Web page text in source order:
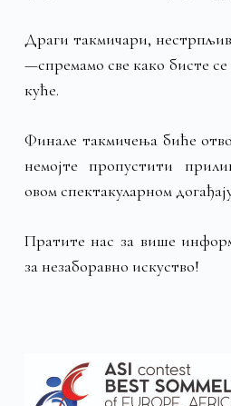
Драги такмичари,
—спремамо све како бисте се
куће.
Финале такмичења биће
немојте пропустити
овом спектакуларном
Пратите нас за више
за незаборавно искуство!